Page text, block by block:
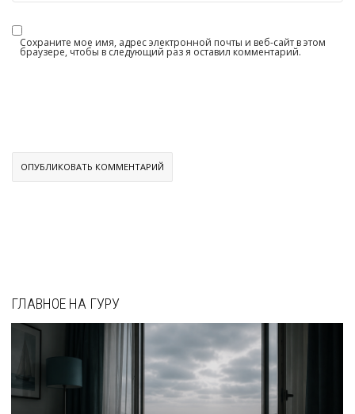
Сохраните мое имя, адрес электронной почты и веб-сайт в этом
браузере, чтобы в следующий раз я оставил комментарий.
ГЛАВНОЕ НА ГУРУ